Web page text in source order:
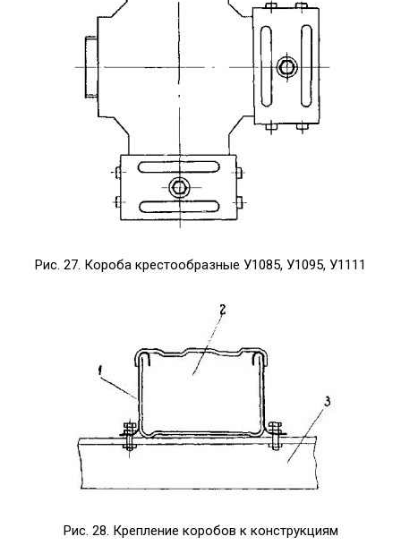
Рис. 27. Короба крестообразные У1085, У1095, У1111
Рис. 28. Крепление коробов к конструкциям